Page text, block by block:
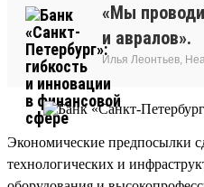
«Мы
и авралов».
Илья Леонтьев,
Экономические предпосылки
технологических и